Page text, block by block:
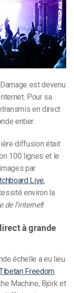
est devenu
Pour sa
en direct
entier.
diffusion était
100 lignes et le
par
Live,
environ la
de l’internet!
à grande
échelle a eu lieu
Freedom
Machine, Björk et